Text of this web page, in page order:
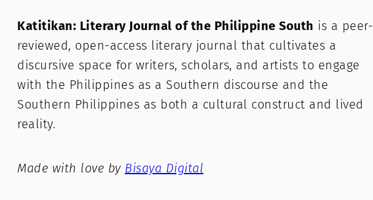
Katitikan: Literary Journal of the Philippine South is a peer-
reviewed, open-access literary journal that cultivates a
discursive space for writers, scholars, and artists to engage
with the Philippines as a Southern discourse and the
Southern Philippines as both a cultural construct and lived
reality.
Made with love by Bisaya Digital